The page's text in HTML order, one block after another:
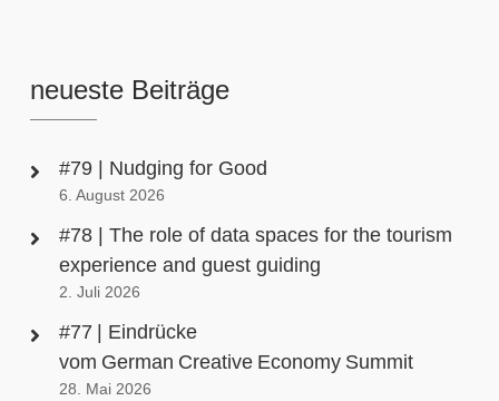
neueste Beiträge
#79 | Nudging for Good
6. August 2026
#78 | The role of data spaces for the tourism
experience and guest guiding
2. Juli 2026
#77 | Eindrücke
vom German Creative Economy Summit
28. Mai 2026